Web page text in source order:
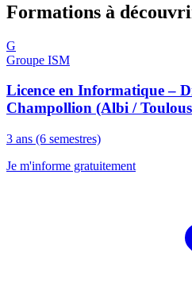
Formations à
G
Groupe ISM
Licence en Informatique –
Champollion (Albi /
3 ans (6 semestres)
Je m'informe gratuitement